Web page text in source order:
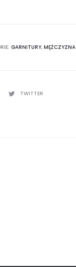
GARNITURY, MĘŻCZYZNA
TWITTER